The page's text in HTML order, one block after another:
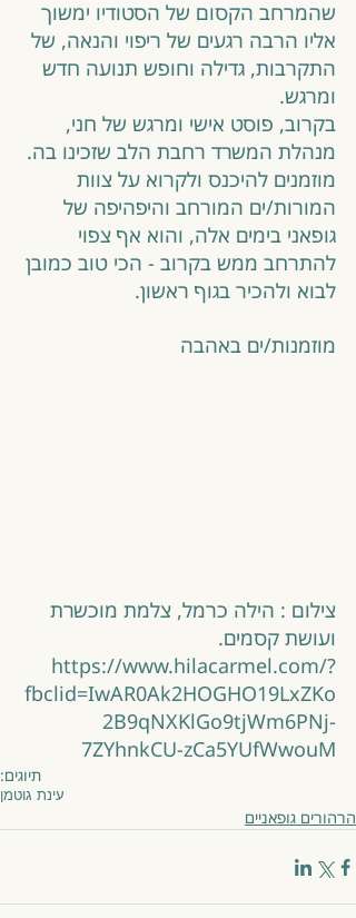
שהמרחב הקסום של הסטודיו ימשוך
אליו הרבה רגעים של ריפוי והנאה, של
התקרבות, גדילה וחופש תנועה חדש
ומרגש.
בקרוב, פוסט אישי ומרגש של חני,
מנהלת המשרד רחבת הלב שזכינו בה.
מוזמנים להיכנס ולקרוא על צוות
המורות/ים המורחב והיפהיפה של
גופאני בימים אלה, והוא אף צפוי
להתרחב ממש בקרוב - הכי טוב כמובן
לבוא ולהכיר בגוף ראשון.
מוזמנות/ים באהבה
צילום : הילה כרמל, צלמת מוכשרת
ועושת קסמים.
https://www.hilacarmel.com/?
fbclid=IwAR0Ak2HOGHO19LxZKo
2B9qNXKlGo9tjWm6PNj-
7ZYhnkCU-zCa5YUfWwouM
תיוגים:
עינת גוטמן
הרהורים גופאניים